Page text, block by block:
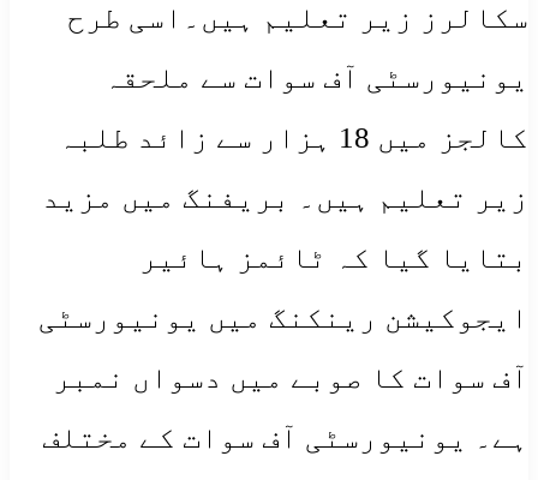
سکالرز زیر تعلیم ہیں۔اسی طرح
یونیورسٹی آف سوات سے ملحقہ
کالجز میں 18 ہزار سے زائد طلبہ
زیر تعلیم ہیں۔ بریفنگ میں مزید
بتایا گیا کہ ٹائمز ہائیر
ایجوکیشن رینکنگ میں یونیورسٹی
آف سوات کا صوبے میں دسواں نمبر
ہے۔ یونیورسٹی آف سوات کے مختلف